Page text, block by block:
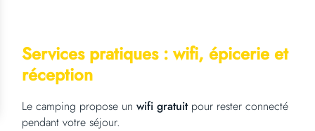
Services pratiques :wifi, épicerie et
réception
Le camping propose unwifi gratuitpour rester connecté
pendant votre séjour.